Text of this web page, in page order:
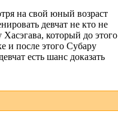
на свой юный возраст
девчат не кто не
который до этого
и после этого Субару
есть шанс доказать